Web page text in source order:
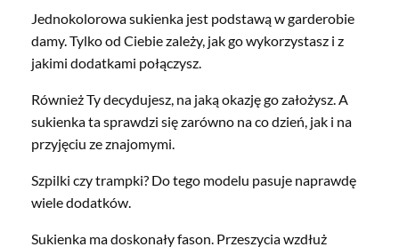
Jednokolorowa sukienka jest podstawą w garderobie
damy. Tylko od Ciebie zależy, jak go wykorzystasz i z
jakimi dodatkami połączysz.
Również Ty decydujesz, na jaką okazję go założysz. A
sukienka ta sprawdzi się zarówno na co dzień, jak i na
przyjęciu ze znajomymi.
Szpilki czy trampki? Do tego modelu pasuje naprawdę
wiele dodatków.
Sukienka ma doskonały fason. Przeszycia wzdłuż